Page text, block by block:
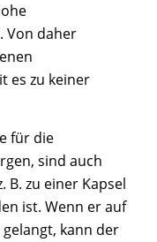
Von daher
es zu keiner
für die
sind auch
B. zu einer Kapsel
ist. Wenn er auf
kann der